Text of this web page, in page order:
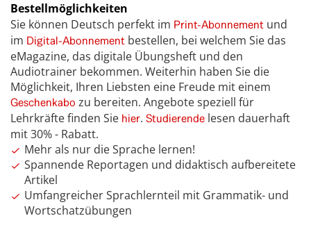
Bestellmöglichkeiten
Sie können Deutsch perfekt im Print-Abonnement und
im Digital-Abonnement bestellen, bei welchem Sie das
eMagazine, das digitale Übungsheft und den
Audiotrainer bekommen. Weiterhin haben Sie die
Möglichkeit, Ihren Liebsten eine Freude mit einem
Geschenkabo zu bereiten. Angebote speziell für
Lehrkräfte finden Sie hier. Studierende lesen dauerhaft
mit 30% - Rabatt.
Mehr als nur die Sprache lernen!
Spannende Reportagen und didaktisch aufbereitete
Artikel
Umfangreicher Sprachlernteil mit Grammatik- und
Wortschatzübungen